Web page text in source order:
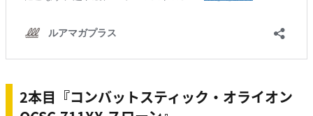
2本目『コンバットスティック・オライオン